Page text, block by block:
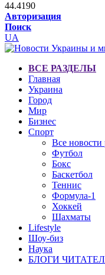
44.4190
Авторизация
Поиск
UA
ВСЕ РАЗДЕЛЫ
Главная
Украина
Город
Мир
Бизнес
Спорт
Все новости
Футбол
Бокс
Баскетбол
Теннис
Формула-1
Хоккей
Шахматы
Lifestyle
Шоу-биз
Наука
БЛОГИ